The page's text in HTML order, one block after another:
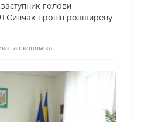
голови
провів розширену
та економіка